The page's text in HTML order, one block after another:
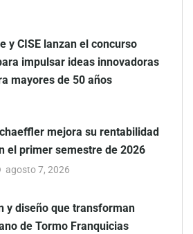
y CISE lanzan el concurso
impulsar ideas innovadoras
mayores de 50 años
mejora su rentabilidad
el primer semestre de 2026
agosto 7, 2026
y diseño que transforman
de Tormo Franquicias